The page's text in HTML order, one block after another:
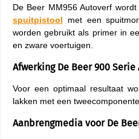
De Beer MM956 Autoverf
spuitpistool met een
worden gebruikt als primer in
en zware voertuigen.
Afwerking De Beer 900 Serie
Voor een optimaal resultaat
lakken met een
Aanbrengmedia voor De